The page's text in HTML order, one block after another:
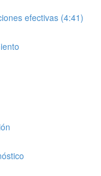
efectivas (4:41)